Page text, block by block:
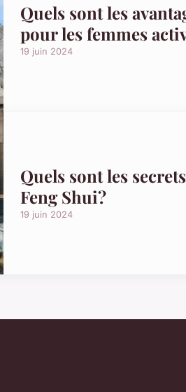
Quels sont les
pour les femmes
19 juin 2024
Quels sont les
Feng Shui?
19 juin 2024